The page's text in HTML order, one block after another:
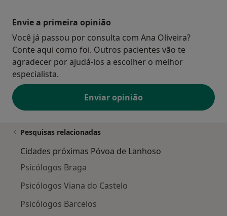
Envie a primeira opinião
Você já passou por consulta com Ana Oliveira?
Conte aqui como foi. Outros pacientes vão te
agradecer por ajudá-los a escolher o melhor
especialista.
Enviar opinião
Pesquisas relacionadas
Cidades próximas Póvoa de Lanhoso
Psicólogos Braga
Psicólogos Viana do Castelo
Psicólogos Barcelos